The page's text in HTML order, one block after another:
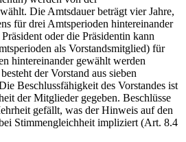
Die Amtsdauer beträgt vier Jahre,
für drei Amtsperioden hintereinander
oder die Präsidentin kann
als Vorstandsmitglied) für
hintereinander gewählt werden
der Vorstand aus sieben
Beschlussfähigkeit des Vorstandes ist
der Mitglieder gegeben. Beschlüsse
gefällt, was der Hinweis auf den
Stimmengleichheit impliziert (Art. 8.4